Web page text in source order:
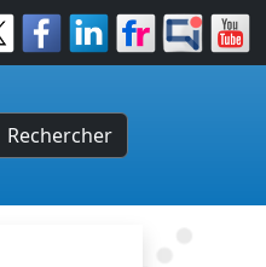
Rechercher